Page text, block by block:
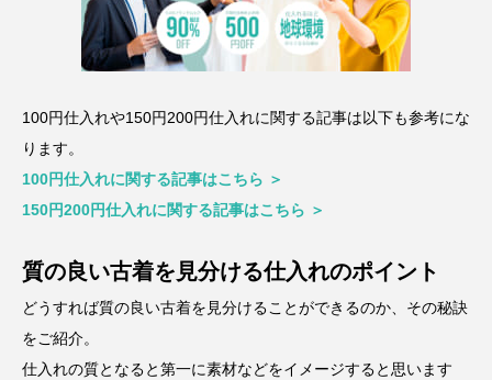
100円仕入れや150円200円仕入れに関する記事は以下も参考にな
ります。
100円仕入れに関する記事はこちら ＞
150円200円仕入れに関する記事はこちら ＞
質の良い古着を見分ける仕入れのポイント
どうすれば質の良い古着を見分けることができるのか、その秘訣
をご紹介。
仕入れの質となると第一に素材などをイメージすると思います